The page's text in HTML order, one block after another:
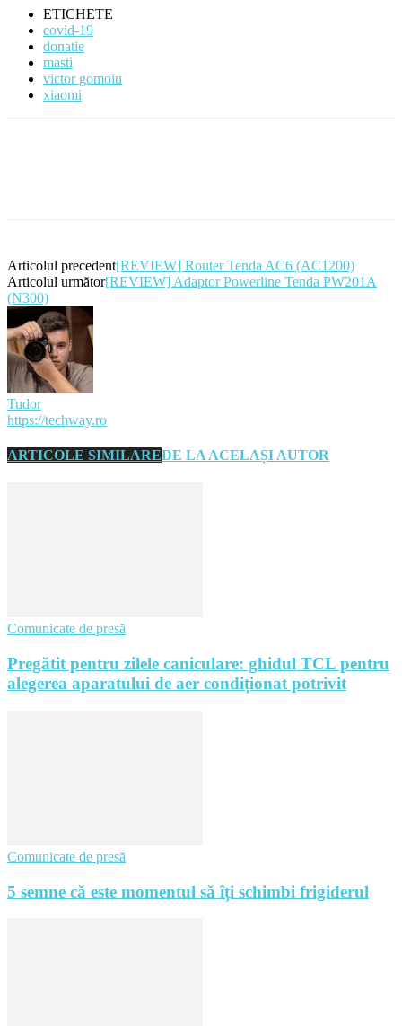
ETICHETE
covid-19
donatie
masti
victor gomoiu
xiaomi
Articolul precedent[REVIEW] Router Tenda AC6 (AC1200)
Articolul următor[REVIEW] Adaptor Powerline Tenda PW201A
(N300)
Tudor
https://techway.ro
ARTICOLE SIMILAREDE LA ACELAȘI AUTOR
Comunicate de presă
Pregătit pentru zilele caniculare: ghidul TCL pentru
alegerea aparatului de aer condiționat potrivit
Comunicate de presă
5 semne că este momentul să îți schimbi frigiderul